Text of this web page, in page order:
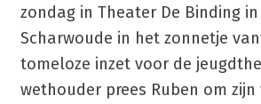
zondag in Theater De Binding in
Scharwoude in het zonnetje
tomeloze inzet voor de
wethouder prees Ruben om zijn